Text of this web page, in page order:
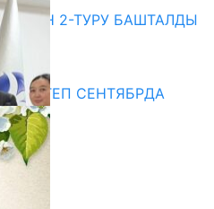
2-ТУРУ БАШТАЛДЫ
МЕКТЕП СЕНТЯБРДА
сөзү